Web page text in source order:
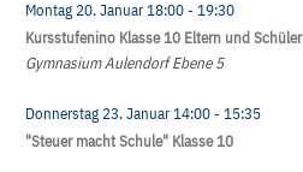
Montag 20. Januar18:00- 19:30
Kursstufenino Klasse 10 Eltern und Schüler
Gymnasium Aulendorf Ebene 5
Donnerstag 23. Januar14:00- 15:35
"Steuer macht Schule" Klasse 10